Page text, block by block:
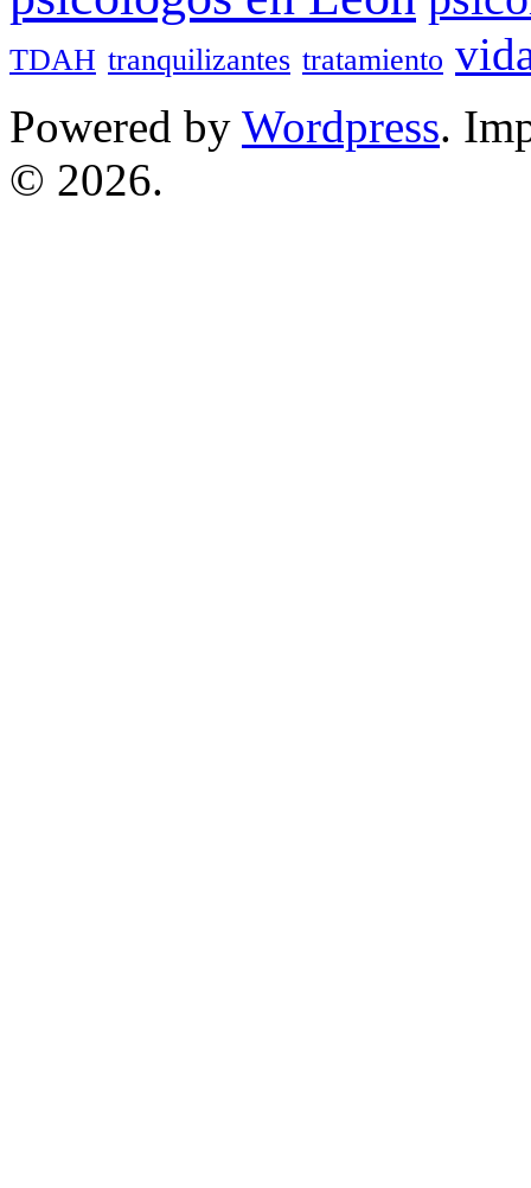
TDAH tranquilizantes tratamiento
Powered by Wordpress.
© 2026.